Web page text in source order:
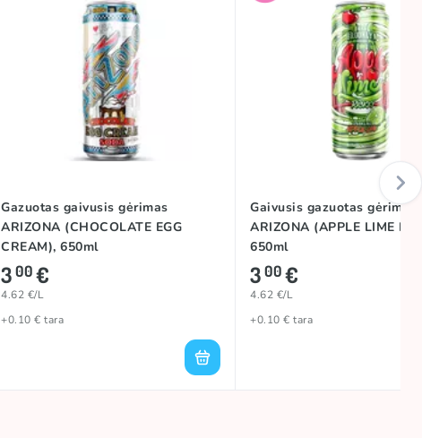
Gazuotas gaivusis gėrimas
ARIZONA (CHOCOLATE EGG
CREAM), 650ml
300€
4.62 €/L
+0.10 € tara
Gaivusis gazuotas gėrimas
ARIZONA (APPLE LIME
650ml
300€
4.62 €/L
+0.10 € tara